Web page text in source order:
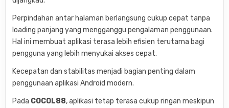
Perpindahan antar halaman berlangsung cukup cepat tanpa
loading panjang yang mengganggu pengalaman penggunaan.
Hal ini membuat aplikasi terasa lebih efisien terutama bagi
pengguna yang lebih menyukai akses cepat.
Kecepatan dan stabilitas menjadi bagian penting dalam
penggunaan aplikasi Android modern.
Pada COCOL88, aplikasi tetap terasa cukup ringan meskipun